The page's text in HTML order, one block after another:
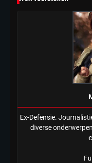
Ex-Defensie.
diverse